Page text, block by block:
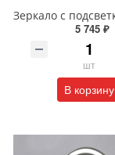
5 745 ₽
шт
В корзину